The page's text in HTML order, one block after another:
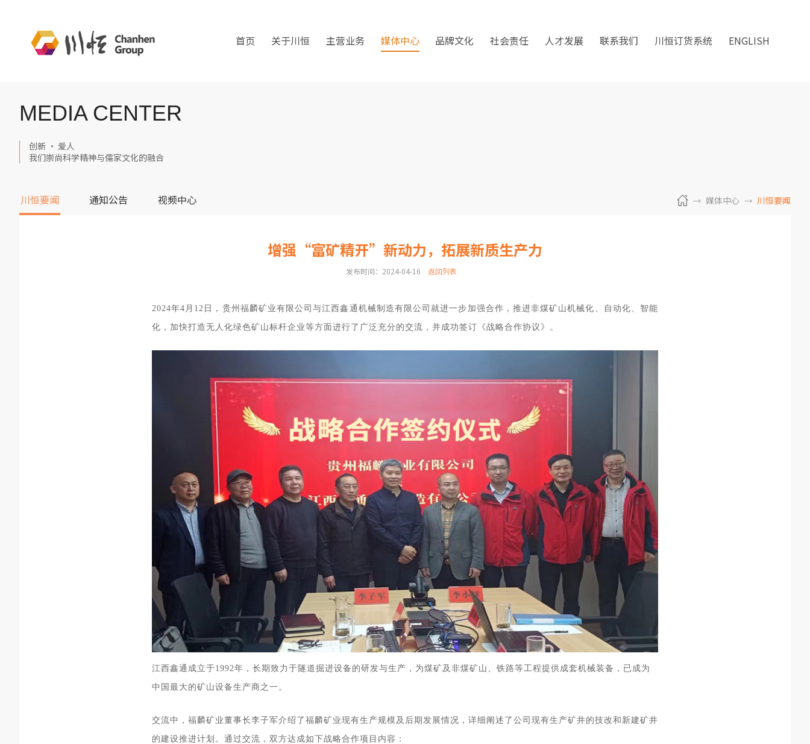
首页 关于川恒 主营业务 媒体中心 品牌文化 社会责任 人才发展 联系我们 川恒订货系统 ENGLISH
MEDIA CENTER
创新 · 爱人
我们崇尚科学精神与儒家文化的融合
川恒要闻 通知公告 视频中心 媒体中心 川恒要闻
增强“富矿精开”新动力，拓展新质生产力
发布时间：2024-04-16 返回列表
2024年4月12日，贵州福麟矿业有限公司与江西鑫通机械制造有限公司就进一步加强合作，推进非煤矿山机械化、自动化、智能
化，加快打造无人化绿色矿山标杆企业等方面进行了广泛充分的交流，并成功签订《战略合作协议》。
江西鑫通成立于1992年，长期致力于隧道掘进设备的研发与生产，为煤矿及非煤矿山、铁路等工程提供成套机械装备，已成为
中国最大的矿山设备生产商之一。
交流中，福麟矿业董事长李子军介绍了福麟矿业现有生产规模及后期发展情况，详细阐述了公司现有生产矿井的技改和新建矿井
的建设推进计划。 通过交流，双方达成如下战略合作项目内容：